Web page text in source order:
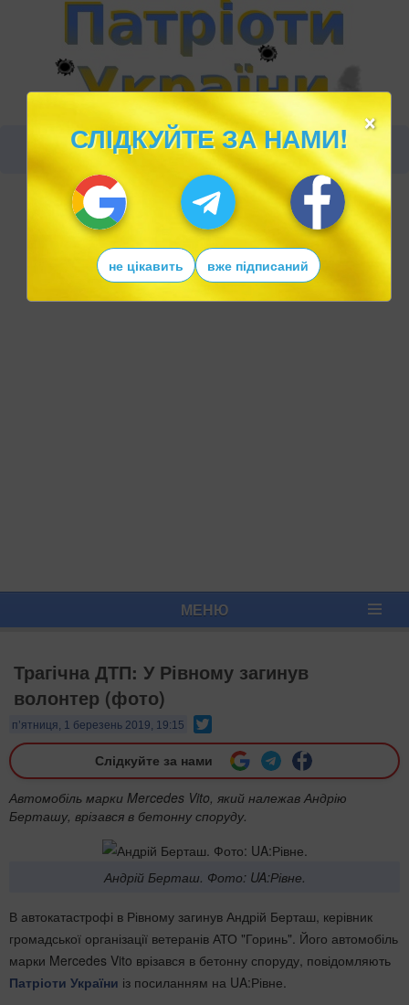
МЕНЮ
Трагічна ДТП: У Рівному загинув
волонтер (фото)
п’ятниця, 1 березень 2019, 19:15
Слідкуйте за нами
Автомобіль марки Mercedes Vito, який належав Андрію
Берташу, врізався в бетонну споруду.
Андрій Берташ. Фото: UA:Рівне.
В автокатастрофі в Рівному загинув Андрій Берташ, керівник
громадської організації ветеранів АТО "Горинь". Його автомобіль
марки Mercedes Vito врізався в бетонну споруду, повідомляють
Патріоти України із посиланням на UA:Рівне.
×
СЛІДКУЙТЕ ЗА НАМИ!
не цікавить вже підписаний